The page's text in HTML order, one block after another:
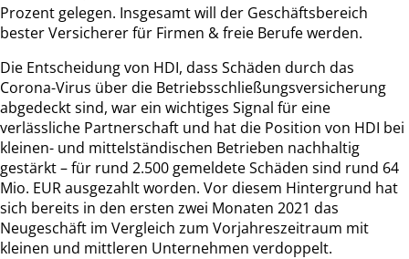
Prozent gelegen. Insgesamt will der Geschäftsbereich
bester Versicherer für Firmen & freie Berufe werden.
Die Entscheidung von HDI, dass Schäden durch das
Corona-Virus über die Betriebsschließungsversicherung
abgedeckt sind, war ein wichtiges Signal für eine
verlässliche Partnerschaft und hat die Position von HDI bei
kleinen- und mittelständischen Betrieben nachhaltig
gestärkt – für rund 2.500 gemeldete Schäden sind rund 64
Mio. EUR ausgezahlt worden. Vor diesem Hintergrund hat
sich bereits in den ersten zwei Monaten 2021 das
Neugeschäft im Vergleich zum Vorjahreszeitraum mit
kleinen und mittleren Unternehmen verdoppelt.